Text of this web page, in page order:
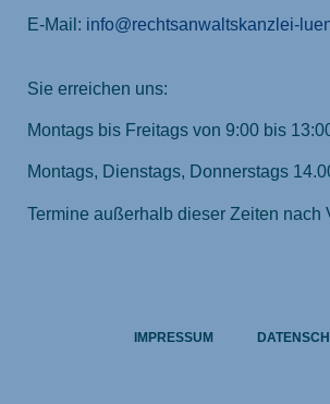
E-Mail: info@rechtsanwaltskanzlei-
Sie erreichen uns:
Montags bis Freitags von 9:00 bis
Montags, Dienstags, Donnerstags
Termine außerhalb dieser Zeiten nach
IMPRESSUM